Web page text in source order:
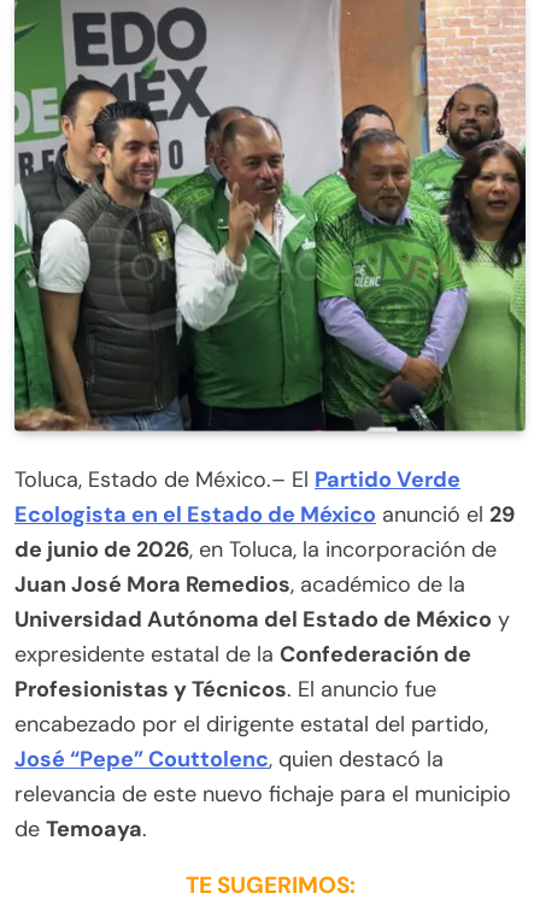
Toluca, Estado de México.– El Partido Verde
Ecologista en el Estado de México anunció el 29
de junio de 2026, en Toluca, la incorporación de
Juan José Mora Remedios, académico de la
Universidad Autónoma del Estado de México y
expresidente estatal de la Confederación de
Profesionistas y Técnicos. El anuncio fue
encabezado por el dirigente estatal del partido,
José “Pepe” Couttolenc, quien destacó la
relevancia de este nuevo fichaje para el municipio
de Temoaya.
TE SUGERIMOS: